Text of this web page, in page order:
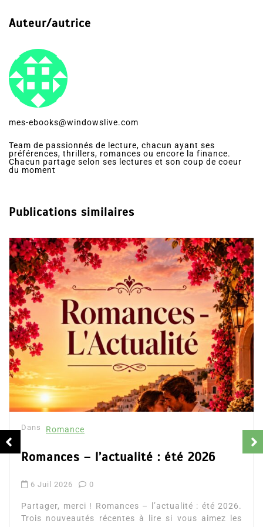
Auteur/autrice
mes-ebooks@windowslive.com
Team de passionnés de lecture, chacun ayant ses
préférences, thrillers, romances ou encore la finance.
Chacun partage selon ses lectures et son coup de coeur
du moment
Publications similaires
Dans Romance
Romances – l’actualité : été 2026
6 Juil 2026 0
Partager, merci ! Romances – l’actualité : été 2026.
Trois nouveautés récentes à lire si vous aimez les